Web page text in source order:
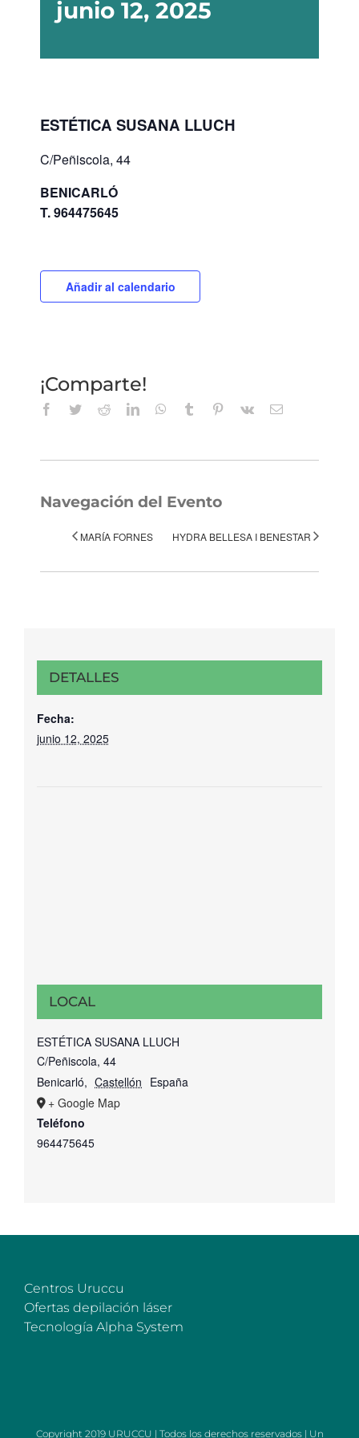
junio 12, 2025
ESTÉTICA SUSANA LLUCH
C/Peñiscola, 44
BENICARLÓ
T. 964475645
Añadir al calendario
¡Comparte!
Facebook
TwitterRedditLinkedInWhatsApp
Tumblr Pinterest
Vk
Correo
Navegación del Evento
MARÍA FORNES HYDRA BELLESA I BENESTAR
DETALLES
Fecha:
junio 12, 2025
LOCAL
ESTÉTICA SUSANA LLUCH
C/Peñiscola, 44
Benicarló, Castellón España
+ Google Map
Teléfono
964475645
Centros Uruccu
Ofertas depilación láser
Tecnología Alpha System
Copyright 2019 URUCCU | Todos los derechos reservados | Un